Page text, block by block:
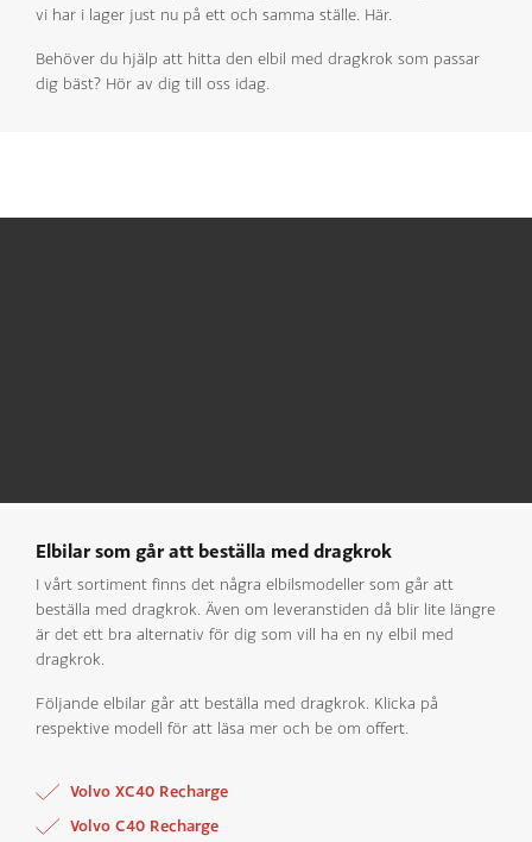
vi har i lager just nu på ett och samma ställe. Här.
Behöver du hjälp att hitta den elbil med dragkrok som passar
dig bäst? Hör av dig till oss idag.
Elbilar som går att beställa med dragkrok
I vårt sortiment finns det några elbilsmodeller som går att
beställa med dragkrok. Även om leveranstiden då blir lite längre
är det ett bra alternativ för dig som vill ha en ny elbil med
dragkrok.
Följande elbilar går att beställa med dragkrok. Klicka på
respektive modell för att läsa mer och be om offert.
Volvo XC40 Recharge
Volvo C40 Recharge